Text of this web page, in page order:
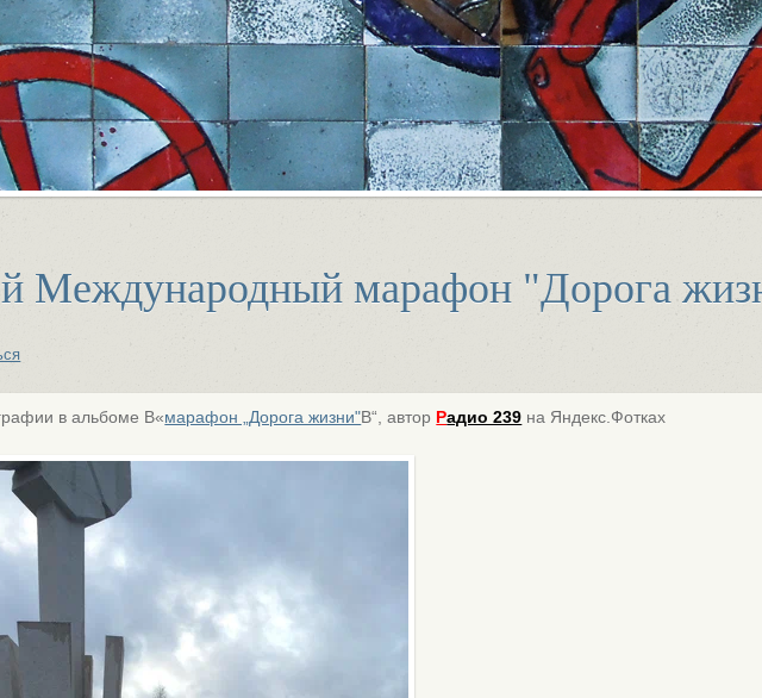
Международный марафон "Дорога
в альбоме В«марафон „Дорога жизни"В“, автор Радио 239 на Яндекс.Фотках